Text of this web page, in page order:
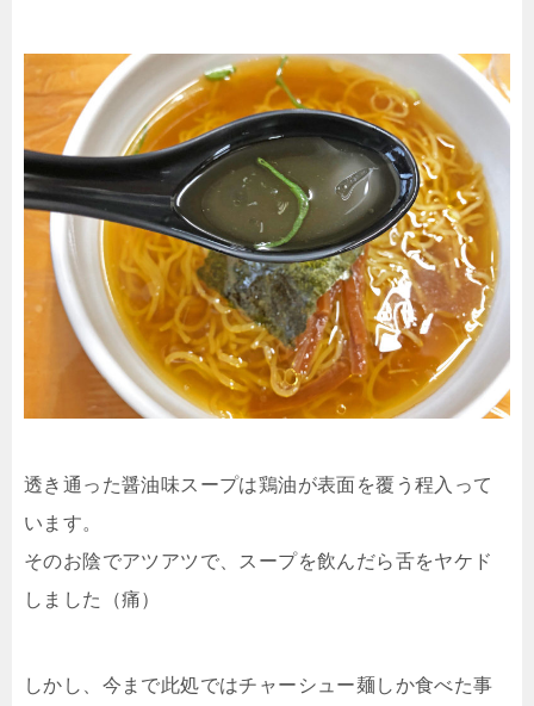
透き通った醤油味スープは鶏油が表面を覆う程入って
います。
そのお陰でアツアツで、スープを飲んだら舌をヤケド
しました（痛）
しかし、今まで此処ではチャーシュー麺しか食べた事